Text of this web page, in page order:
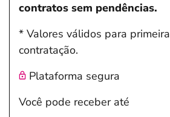
contratos sem pendências.
* Valores válidos para primeira
contratação.
Plataforma segura
Você pode receber até